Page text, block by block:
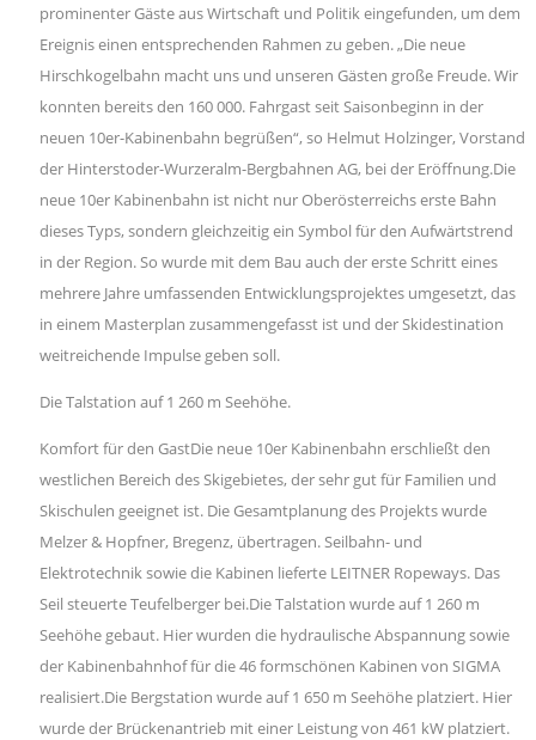
prominenter Gäste aus Wirtschaft und Politik eingefunden, um dem
Ereignis einen entsprechenden Rahmen zu geben. „Die neue
Hirschkogelbahn macht uns und unseren Gästen große Freude. Wir
konnten bereits den 160 000. Fahrgast seit Saisonbeginn in der
neuen 10er-Kabinenbahn begrüßen“, so Helmut Holzinger, Vorstand
der Hinterstoder-Wurzeralm-Bergbahnen AG, bei der Eröffnung.Die
neue 10er Kabinenbahn ist nicht nur Oberösterreichs erste Bahn
dieses Typs, sondern gleichzeitig ein Symbol für den Aufwärtstrend
in der Region. So wurde mit dem Bau auch der erste Schritt eines
mehrere Jahre umfassenden Entwicklungsprojektes umgesetzt, das
in einem Masterplan zusammengefasst ist und der Skidestination
weitreichende Impulse geben soll.
Die Talstation auf 1 260 m Seehöhe.
Komfort für den GastDie neue 10er Kabinenbahn erschließt den
westlichen Bereich des Skigebietes, der sehr gut für Familien und
Skischulen geeignet ist. Die Gesamtplanung des Projekts wurde
Melzer & Hopfner, Bregenz, übertragen. Seilbahn- und
Elektrotechnik sowie die Kabinen lieferte LEITNER Ropeways. Das
Seil steuerte Teufelberger bei.Die Talstation wurde auf 1 260 m
Seehöhe gebaut. Hier wurden die hydraulische Abspannung sowie
der Kabinenbahnhof für die 46 formschönen Kabinen von SIGMA
realisiert.Die Bergstation wurde auf 1 650 m Seehöhe platziert. Hier
wurde der Brückenantrieb mit einer Leistung von 461 kW platziert.